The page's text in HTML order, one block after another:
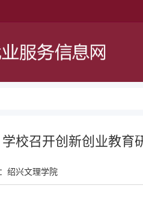
学校召开创新创业教育
绍兴文理学院